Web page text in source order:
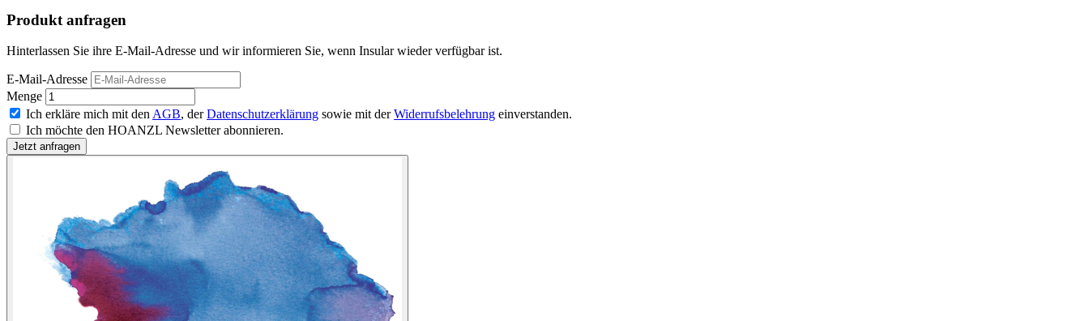
Produkt anfragen
Hinterlassen Sie ihre E-Mail-Adresse und wir informieren Sie, wenn Insular wieder verfügbar ist.
E-Mail-Adresse
Menge
Ich erkläre mich mit den AGB, derDatenschutzerklärung sowie mit derWiderrufsbelehrung einverstanden.
Ich möchte den HOANZL Newsletter abonnieren.